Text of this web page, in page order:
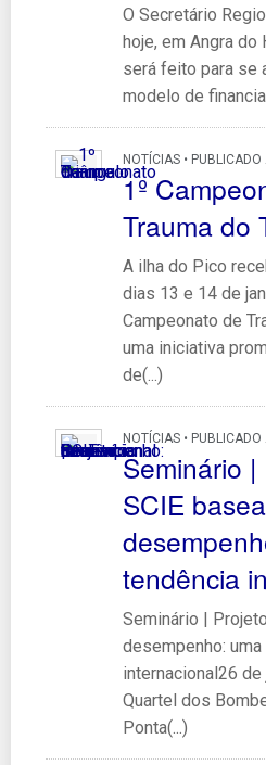
O Secretário
hoje, em Angra do
será feito para se
modelo de
NOTÍCIAS •
1º
Trauma do
A ilha do Pico
dias 13 e 14 de
Campeonato de
uma iniciativa
de(...)
NOTÍCIAS •
Seminário
SCIE
tendência
Seminário |
desempenho:
internacional26
Quartel dos
Ponta(...)